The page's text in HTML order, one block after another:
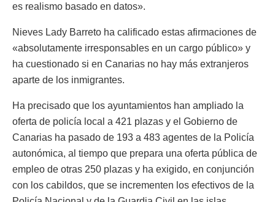
es realismo basado en datos».
Nieves Lady Barreto ha calificado estas afirmaciones de
«absolutamente irresponsables en un cargo público» y
ha cuestionado si en Canarias no hay más extranjeros
aparte de los inmigrantes.
Ha precisado que los ayuntamientos han ampliado la
oferta de policía local a 421 plazas y el Gobierno de
Canarias ha pasado de 193 a 483 agentes de la Policía
autonómica, al tiempo que prepara una oferta pública de
empleo de otras 250 plazas y ha exigido, en conjunción
con los cabildos, que se incrementen los efectivos de la